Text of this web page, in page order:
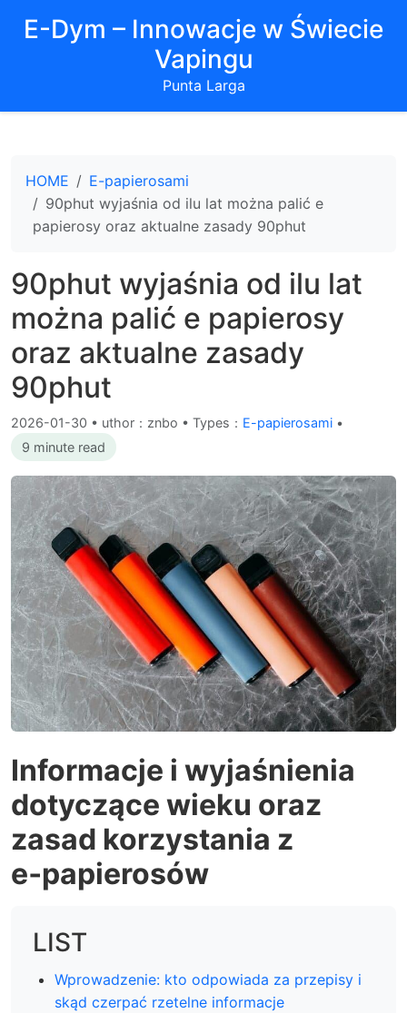
E-Dym – Innowacje w Świecie
Vapingu
Punta Larga
HOME
E-papierosami
90phut wyjaśnia od ilu lat można palić e
papierosy oraz aktualne zasady 90phut
90phut wyjaśnia od ilu lat
można palić e papierosy
oraz aktualne zasady
90phut
2026-01-30 • uthor：znbo • Types： E-papierosami •
9 minute read
Informacje i wyjaśnienia
dotyczące wieku oraz
zasad korzystania z
e‑papierosów
LIST
Wprowadzenie: kto odpowiada za przepisy i
skąd czerpać rzetelne informacje